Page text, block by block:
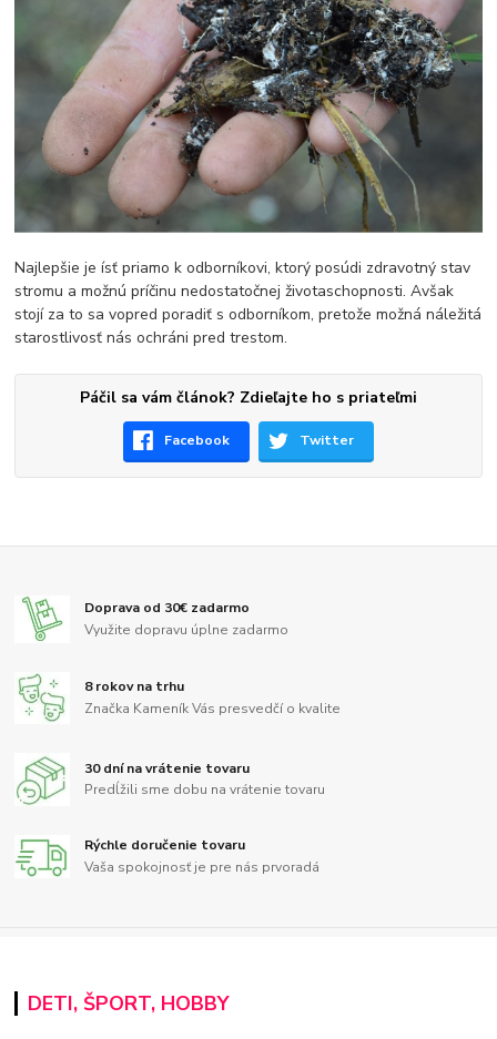
Najlepšie je ísť priamo k odborníkovi, ktorý posúdi zdravotný stav
stromu a možnú príčinu nedostatočnej životaschopnosti. Avšak
stojí za to sa vopred poradiť s odborníkom, pretože možná náležitá
starostlivosť nás ochráni pred trestom.
Páčil sa vám článok? Zdieľajte ho s priateľmi
Facebook Twitter
Doprava od 30€ zadarmo
Využite dopravu úplne zadarmo
8 rokov na trhu
Značka Kameník Vás presvedčí o kvalite
30 dní na vrátenie tovaru
Predĺžili sme dobu na vrátenie tovaru
Rýchle doručenie tovaru
Vaša spokojnosť je pre nás prvoradá
DETI, ŠPORT, HOBBY